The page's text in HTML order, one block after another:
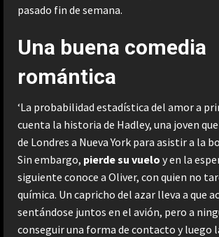
pasado fin de semana.
Una buena comedia
romántica
‘La probabilidad estadística del amor a
cuenta la historia de Hadley, una joven
de Londres a Nueva York para asistir a la
Sin embargo, pierde su vuelo y en la
siguiente conoce a Oliver, con quien no
química. Un capricho del azar lleva a que
sentándose juntos en el avión, pero a
conseguir una forma de contacto y luego